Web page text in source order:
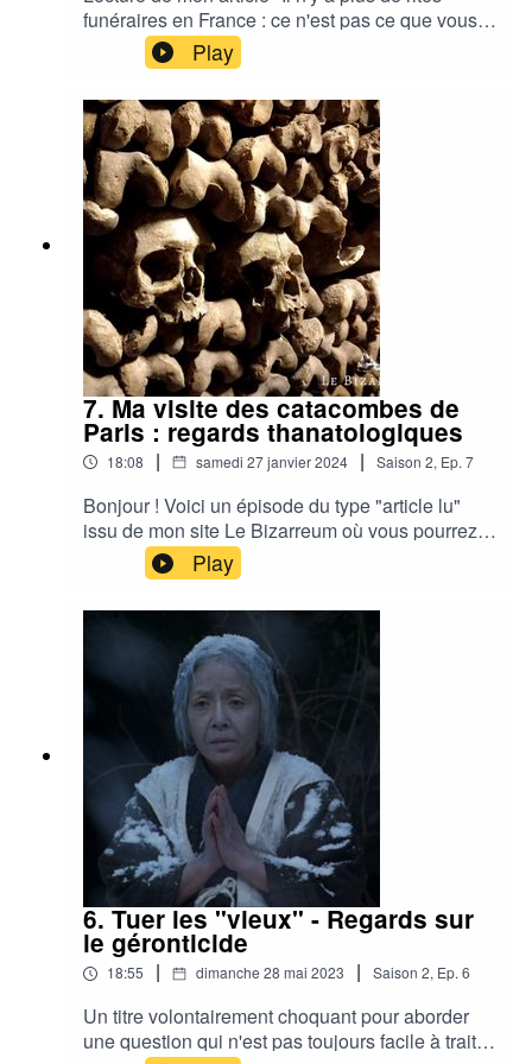
funéraires en France : ce n'est pas ce que vous
croyez" publié en mars 2024 où j'aborde ce sujet
au regard de mon travail théorique et de terrain
en chambre funéraire. Sans oublier les bienfaits
d'une meilleure formation aux rites dans le
monde funéraire. Hébergé par Ausha. Visitez
ausha.co/politique-de-confidentialite pour plus
d'informations.
Play
7. Ma visite des catacombes de
Paris : regards thanatologiques
18:08 | samedi 27 janvier 2024 | Saison 2, Ep. 7
Bonjour ! Voici un épisode du type "article lu"
issu de mon site Le Bizarreum où vous pourrez
retrouver toutes les photos qui vont avec ou
même lire le texte en même temps. Je vous parle
de ma visite des catacombes de Paris, mais
surtout de leur histoire, et de ce que j'en ai pensé
! Pour toutes les sources c'est encore une fois
sur mon site. Lire l'articleBonne écoute ! Hébergé
par Ausha. Visitez ausha.co/politique-de-
confidentialite pour plus d'informations.
Play
6. Tuer les "vieux" - Regards sur
le géronticide
18:55 | dimanche 28 mai 2023 | Saison 2, Ep. 6
Un titre volontairement choquant pour aborder
une question qui n'est pas toujours facile à traiter,